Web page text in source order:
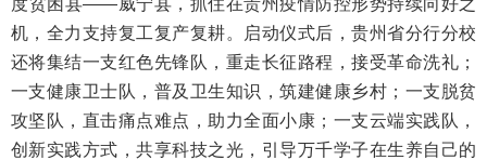
度贫困县——威宁县，抓住在贵州疫情防控形势持续向好之
机，全力支持复工复产复耕。启动仪式后，贵州省分行分校
还将集结一支红色先锋队，重走长征路程，接受革命洗礼；
一支健康卫士队，普及卫生知识，筑建健康乡村；一支脱贫
攻坚队，直击痛点难点，助力全面小康；一支云端实践队，
创新实践方式，共享科技之光，引导万千学子在生养自己的